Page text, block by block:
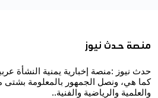
منصة حدث نيوز
حدث نيوز :منصة إخبارية يمنية النشأة
كما هي، ونصل الجمهور بالمعلومة بشتى
والعلمية والرياضية والفنية..